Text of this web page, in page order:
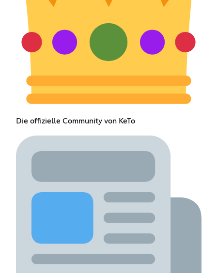
Die offizielle Community von KeTo